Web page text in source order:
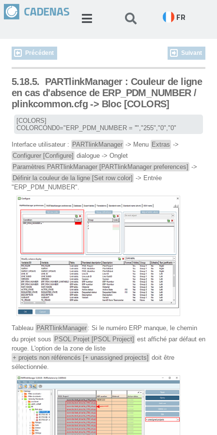
FR
Précédent Suivant
5.18.5. PARTlinkManager : Couleur de ligne
en cas d'absence de ERP_PDM_NUMBER /
plinkcommon.cfg -> Bloc [COLORS]
[COLORS]
COLORCOND0="ERP_PDM_NUMBER = ''","255","0","0"
Interface utilisateur : PARTlinkManager -> Menu Extras ->
Configurer [Configure] dialogue -> Onglet
Paramètres PARTlinkManager [PARTlinkManager preferences] ->
Définir la couleur de la ligne [Set row color] -> Entrée
"ERP_PDM_NUMBER".
Tableau PARTlinkManager : Si le numéro ERP manque, le chemin
du projet sous PSOL Projet [PSOL Project] est affiché par défaut en
rouge. L'option de la zone de liste
+ projets non référencés [+ unassigned projects] doit être
sélectionnée.